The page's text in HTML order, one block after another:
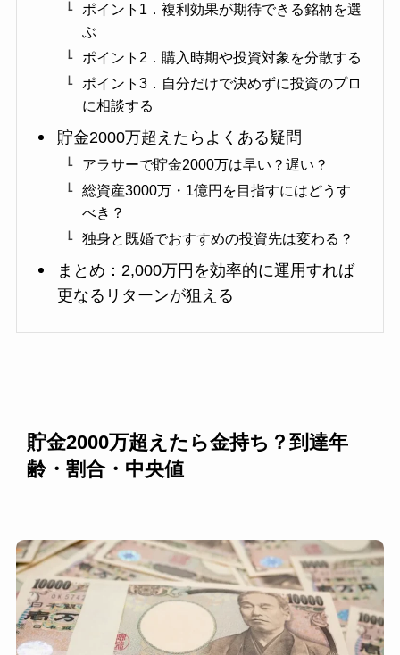
ポイント1．複利効果が期待できる銘柄を選
ぶ
ポイント2．購入時期や投資対象を分散する
ポイント3．自分だけで決めずに投資のプロ
に相談する
貯金2000万超えたらよくある疑問
アラサーで貯金2000万は早い？遅い？
総資産3000万・1億円を目指すにはどうす
べき？
独身と既婚でおすすめの投資先は変わる？
まとめ：2,000万円を効率的に運用すれば
更なるリターンが狙える
貯金2000万超えたら金持ち？到達年
齢・割合・中央値